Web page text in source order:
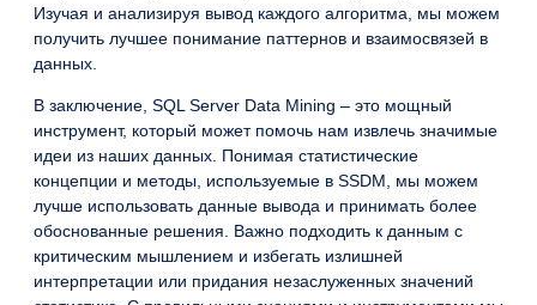
Изучая и анализируя вывод каждого алгоритма, мы можем
получить лучшее понимание паттернов и взаимосвязей в
данных.
В заключение, SQL Server Data Mining – это мощный
инструмент, который может помочь нам извлечь значимые
идеи из наших данных. Понимая статистические
концепции и методы, используемые в SSDM, мы можем
лучше использовать данные вывода и принимать более
обоснованные решения. Важно подходить к данным с
критическим мышлением и избегать излишней
интерпретации или придания незаслуженных значений